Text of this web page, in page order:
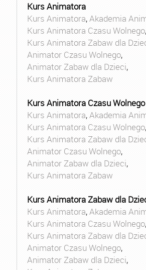
Kurs Animatora
Kurs Animatora,Akademia
Kurs Animatora Czasu Wolnego,
Kurs Animatora Zabaw dla
Animator Czasu Wolnego,
Animator Zabaw dla Dzieci,
Kurs Animatora Zabaw
Kurs Animatora Czasu Wolnego
Kurs Animatora,Akademia
Kurs Animatora Czasu Wolnego,
Kurs Animatora Zabaw dla
Animator Czasu Wolnego,
Animator Zabaw dla Dzieci,
Kurs Animatora Zabaw
Kurs Animatora Zabaw dla
Kurs Animatora,Akademia
Kurs Animatora Czasu Wolnego,
Kurs Animatora Zabaw dla
Animator Czasu Wolnego,
Animator Zabaw dla Dzieci,